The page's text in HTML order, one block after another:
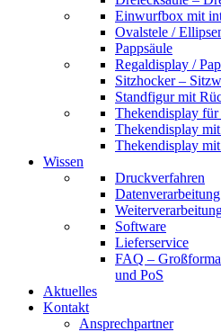
Einwurfbox mit
Ovalstele /
Pappsäule
Regaldisplay /
Sitzhocker –
Standfigur mit
Thekendisplay
Thekendisplay
Thekendisplay
Wissen
Druckverfahren
Datenverarbeitung
Software
Lieferservice
FAQ –
und PoS
Aktuelles
Kontakt
Ansprechpartner